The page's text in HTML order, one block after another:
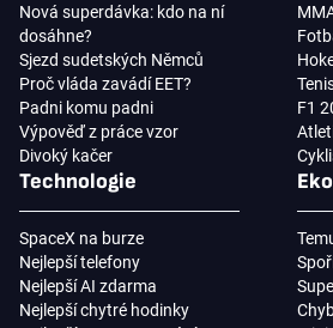
Nová superdávka: kdo na ní
dosáhne?
Sjezd sudetských Němců
Proč vláda zavádí EET?
Padni komu padni
Výpověď z práce vzor
Divoký kačer
F1
Technologie
SpaceX na burze
Nejlepší telefony
Nejlepší AI zdarma
Nejlepší chytré hodinky